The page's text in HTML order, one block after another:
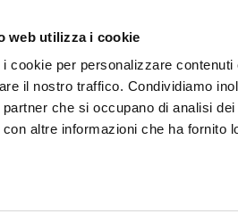
web utilizza i cookie
cookie per personalizzare
il nostro traffico. Condividiamo
che si occupano di analisi
altre informazioni che ha fornito
066600
Peraziende
Per start-up
Perchifa